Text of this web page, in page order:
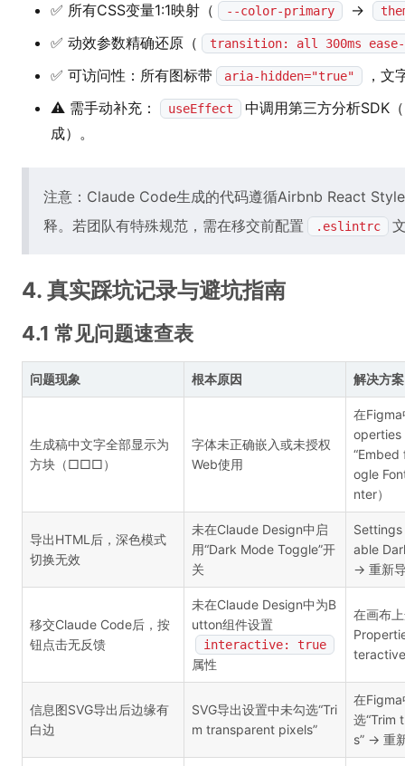
✅ 所有CSS变量1:1映射（ --color-primary →
✅ 动效参数精确还原（ transition: all 300ms
✅ 可访问性：所有图标带 aria-hidden="true"
，文
⚠️ 需手动补充：
useEffect
中调用第三方分析SDK
成）。
注意：Claude Code生成的代码遵循Airbnb React
释。若团队有特殊规范，需在移交前配置
.eslintrc
4. 真实踩坑记录与避坑指南
4.1 常见问题速查表
问题现象 根本原因 解决方案
生成稿中文字全部显示为
方块（□□□）
字体未正确嵌入或未授权
Web使用
在
“Embed
ogle
nter）
导出HTML后，深色模式
切换无效
未在Claude Design中启
用“Dark Mode Toggle”开
关
able
→ 重新
移交Claude Code后，按
钮点击无反馈
未在Claude Design中为B
utton组件设置
interactive: true
属性
在画布
信息图SVG导出后边缘有
白边
SVG导出设置中未勾选“Tri
m transparent pixels”
在
选“Trim
s” → 重